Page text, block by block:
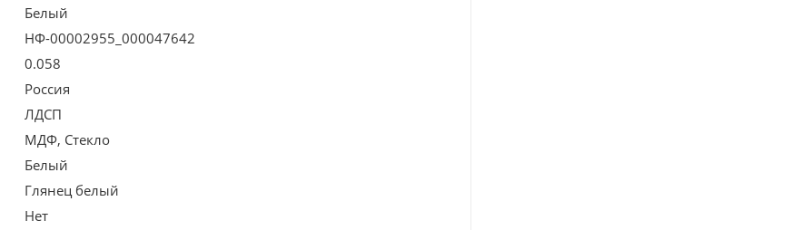
Белый
НФ-00002955_000047642
0.058
Россия
ЛДСП
МДФ, Стекло
Белый
Глянец белый
Нет